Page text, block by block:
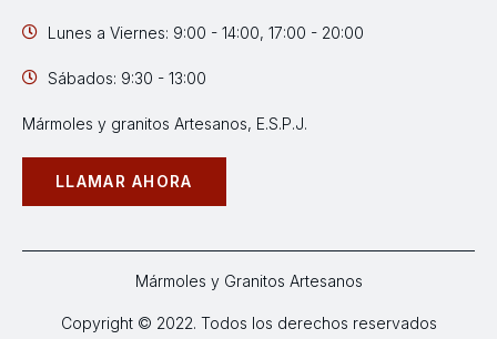
Lunes a Viernes: 9:00 - 14:00, 17:00 - 20:00
Sábados: 9:30 - 13:00
Mármoles y granitos Artesanos, E.S.P.J.
LLAMAR AHORA
Mármoles y Granitos Artesanos
Copyright © 2022. Todos los derechos reservados